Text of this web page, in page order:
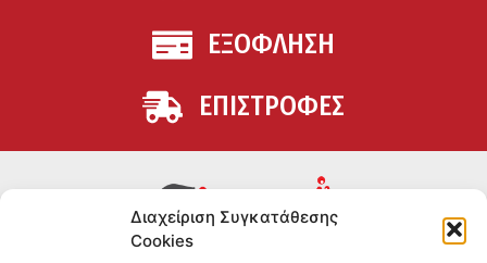
Διαχείριση Συγκατάθεσης
Cookies
ΕΞΟΦΛΗΣΗ
ΕΠΙΣΤΡΟΦΕΣ